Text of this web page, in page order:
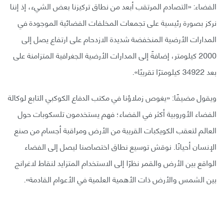
الفضاء: «التصادم المرتقب أبعد من نطاق تركيزنا بعض الشيء، إذ إننا
نركز بصورة رئيسية على تجمعات المخلفات الفضائية الموجودة في
المدارات الأرضية المنخفضة شديدة الازدحام على ارتفاع يصل إلى
2000 كيلومتر، إضافةً إلى المدارات الأرضية الجغرافية المتزامنة على
بعد 34922 كيلومترًا تقريبًا».
ويقول مضيفًا: «يغوص زملاؤنا في مكتب الدفاع الكوكبي التابع لوكالة
الفضاء الأوروبية أكثر في الفضاء؛ فهم يستخدمون تلسكوبات حول
العالم لتعقب الكويكبات القريبة من الأرض ومراقبة أجسام من صنع
الإنسان أحيانًا. نوقش توسيع نطاق اختصاصنا ليصل إلى الفضاء
الواقع بين الأرض والقمر نظرًا إلى الاستخدام المتزايد لنقاط لاغرانج
بين الشمس والأرض ذات الأهمية العلمية في الأعوام القادمة».